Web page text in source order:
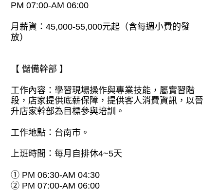
PM 07:00-AM 06:00
月薪資：45,000-55,000元起（含每週小費的發
放）
【 儲備幹部 】
工作內容：學習現場操作與專業技能，屬實習階
段，店家提供底薪保障，提供客人消費資訊，以晉
升店家幹部為目標參與培訓。
工作地點：台南市。
上班時間：每月自排休4~5天
① PM 06:30-AM 04:30
② PM 07:00-AM 06:00